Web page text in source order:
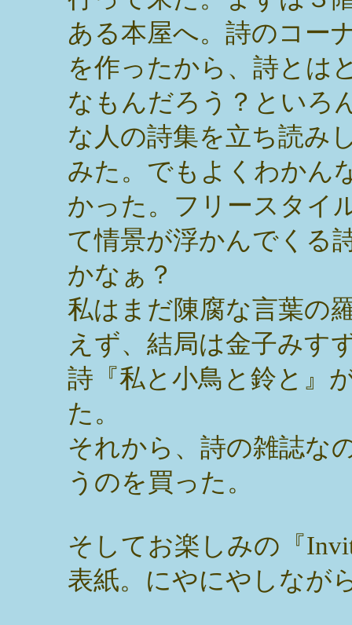
ある本屋へ。詩のコー
を作ったから、詩とは
なもんだろう？といろ
な人の詩集を立ち読み
みた。でもよくわかん
かった。フリースタイ
て情景が浮かんでくる
かなぁ？
私はまだ陳腐な言葉の
えず、結局は金子みす
詩『私と小鳥と鈴と』
た。
それから、詩の雑誌な
うのを買った。
そしてお楽しみの『
表紙。にやにやしなが